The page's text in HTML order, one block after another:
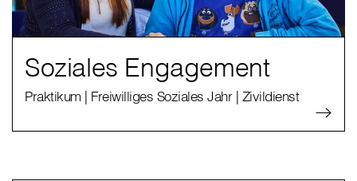
Soziales Engagement
Praktikum | Freiwilliges Soziales Jahr | Zivildienst